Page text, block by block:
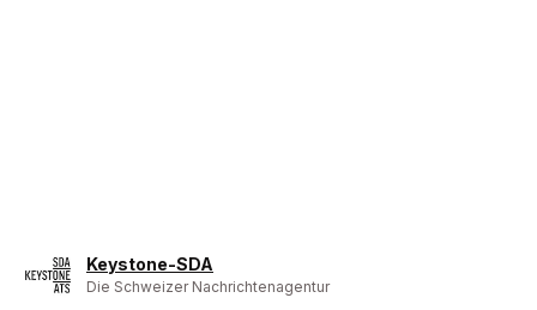
Keystone-SDA
Die Schweizer Nachrichtenagentur